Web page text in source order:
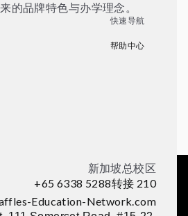
的品牌特色与办学理念。
快速导航
帮助中心
新加坡总校区
+65 6338 5288转接 210
Education-Network.com